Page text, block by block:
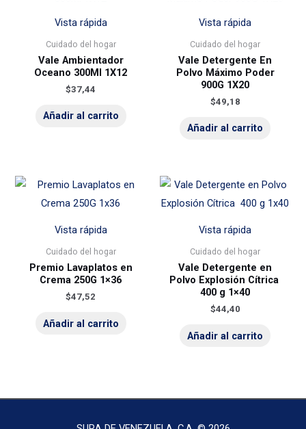
Vista rápida
Cuidado del hogar
Vale Ambientador
Oceano 300Ml 1X12
$37,44
Añadir al carrito
Vista rápida
Cuidado del hogar
Vale Detergente En
Polvo Máximo Poder
900G 1X20
$49,18
Añadir al carrito
Vista rápida
Cuidado del hogar
Premio Lavaplatos en
Crema 250G 1×36
$47,52
Añadir al carrito
Vista rápida
Cuidado del hogar
Vale Detergente en
Polvo Explosión Cítrica
400 g 1×40
$44,40
Añadir al carrito